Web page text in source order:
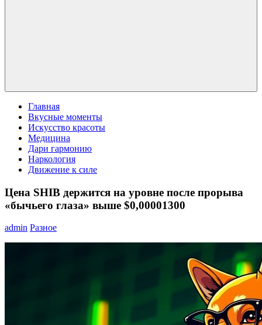
Главная
Вкусные моменты
Искусство красоты
Медицина
Дари гармонию
Наркология
Движение к силе
Цена SHIB держится на уровне после прорыва
«бычьего глаза» выше $0,00001300
admin Разное